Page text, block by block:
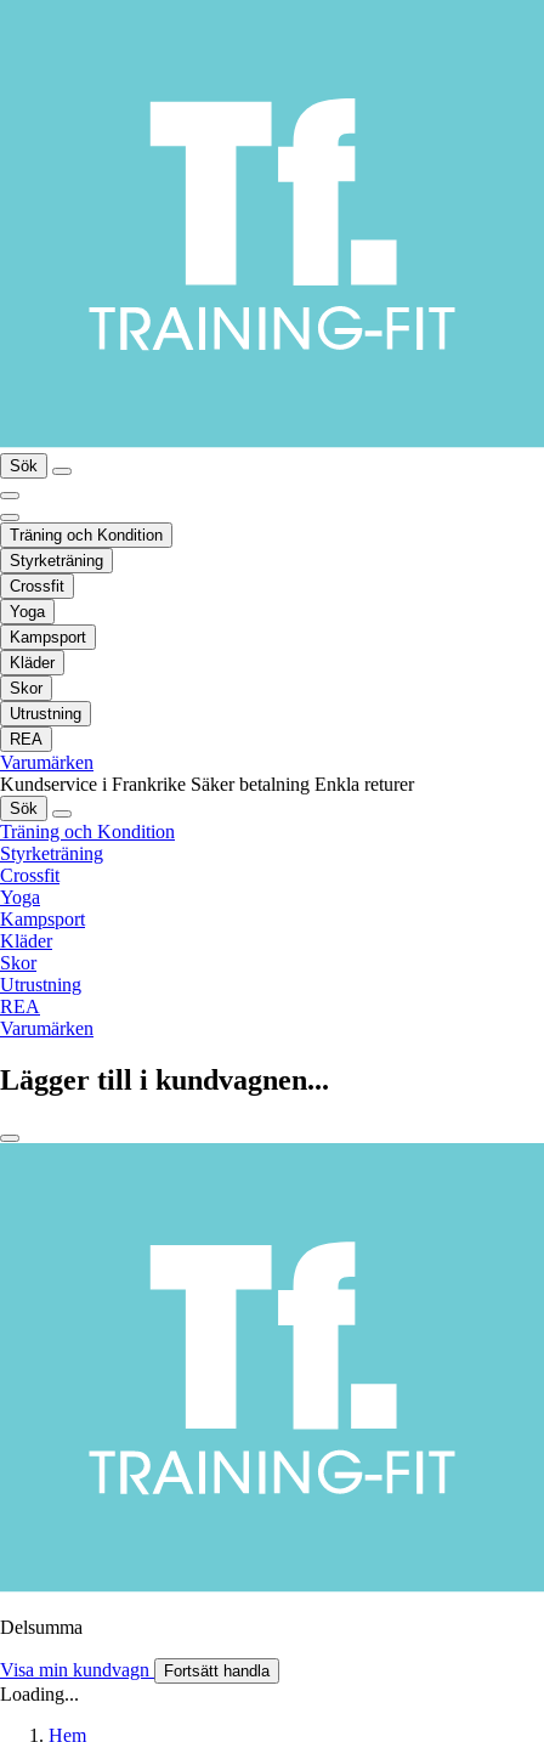
Sök
Träning och Kondition
Styrketräning
Crossfit
Yoga
Kampsport
Kläder
Skor
Utrustning
REA
Varumärken
Kundservice i Frankrike Säker betalning Enkla returer
Sök
Träning och Kondition
Styrketräning
Crossfit
Yoga
Kampsport
Kläder
Skor
Utrustning
REA
Varumärken
Lägger till i kundvagnen...
Delsumma
Visa min kundvagn Fortsätt handla
Loading...
Hem